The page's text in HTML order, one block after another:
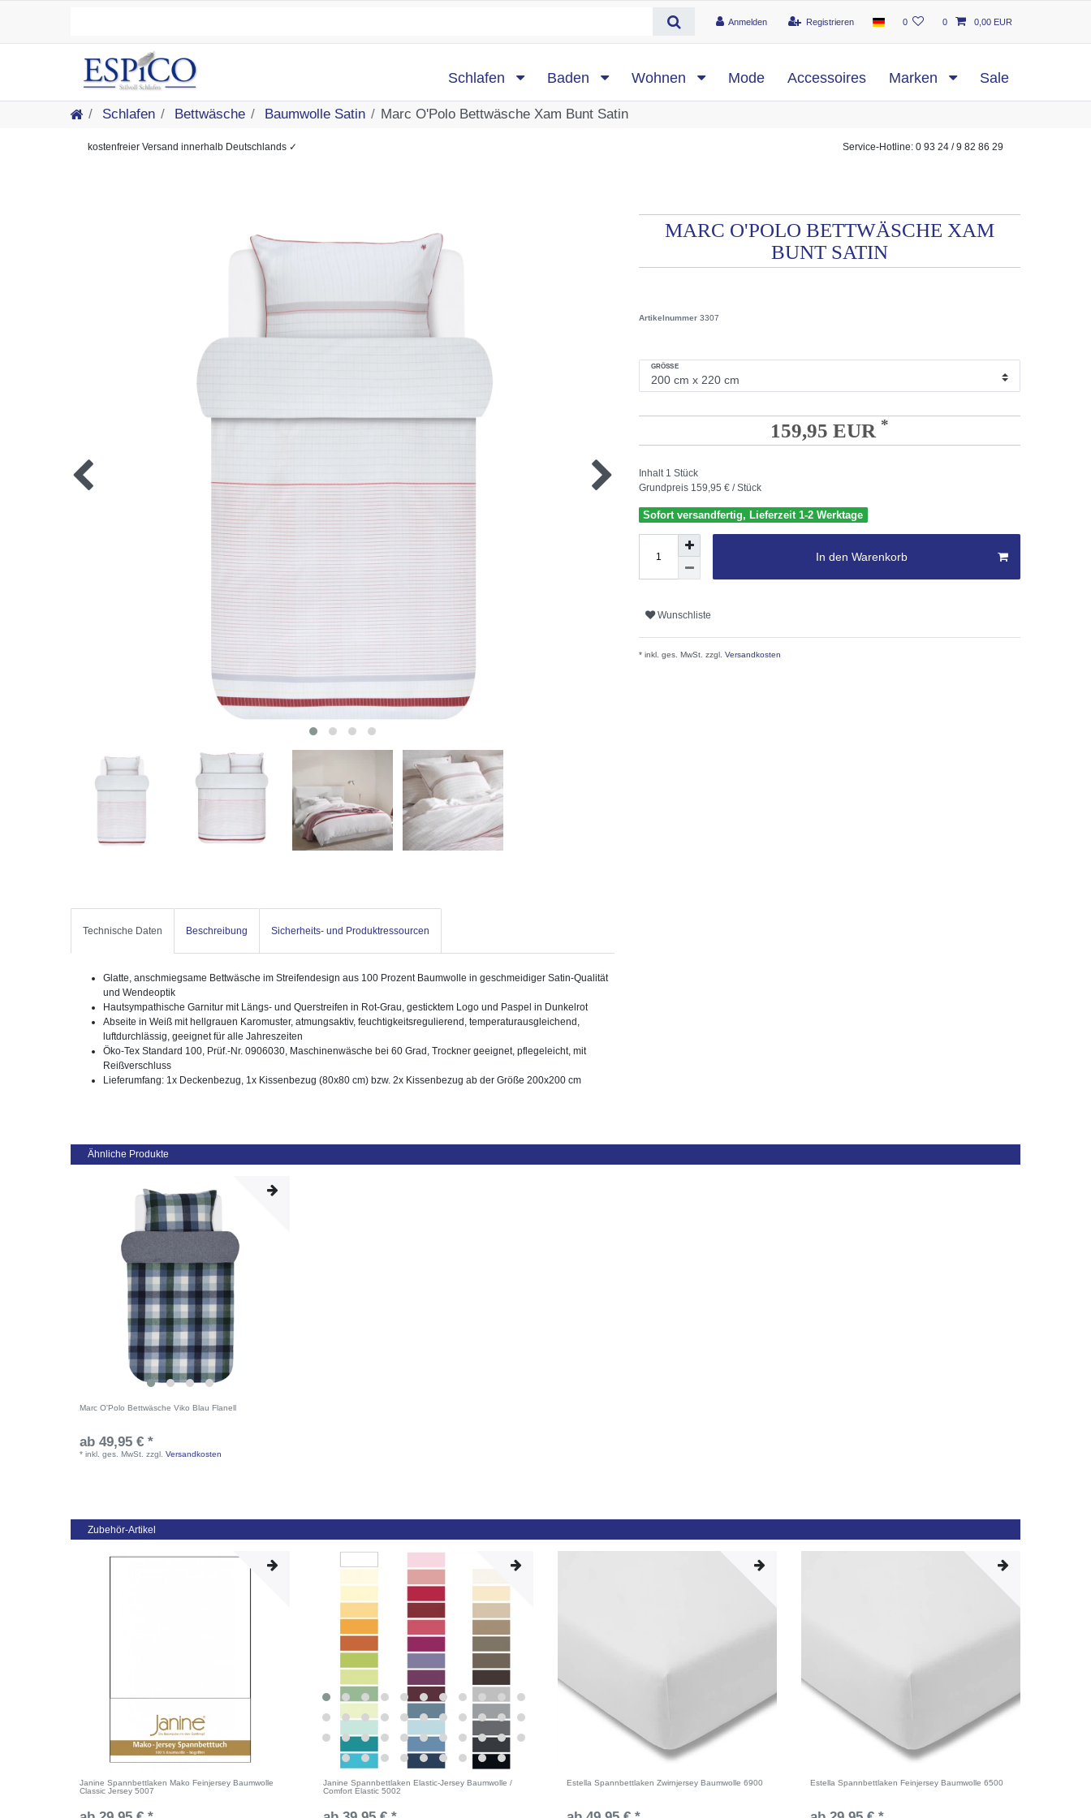
Anmelden Registrieren 0 0 0,00 EUR
Schlafen Baden Wohnen Mode Accessoires Marken Sale
Schlafen Bettwäsche Baumwolle Satin Marc O'Polo Bettwäsche Xam Bunt Satin
kostenfreier Versand innerhalb Deutschlands ✓ Service-Hotline: 0 93 24 / 9 82 86 29
MARC O'POLO BETTWÄSCHE XAM
BUNT SATIN
Artikelnummer 3307
GRÖSSE
159,95 EUR *
Inhalt 1 Stück
Grundpreis 159,95 € / Stück
Sofort versandfertig, Lieferzeit 1-2 Werktage
In den Warenkorb
Wunschliste
* inkl. ges. MwSt. zzgl. Versandkosten
Technische Daten Beschreibung Sicherheits- und Produktressourcen
Glatte, anschmiegsame Bettwäsche im Streifendesign aus 100 Prozent Baumwolle in geschmeidiger Satin-Qualität
und Wendeoptik
Hautsympathische Garnitur mit Längs- und Querstreifen in Rot-Grau, gesticktem Logo und Paspel in Dunkelrot
Abseite in Weiß mit hellgrauen Karomuster, atmungsaktiv, feuchtigkeitsregulierend, temperaturausgleichend,
luftdurchlässig, geeignet für alle Jahreszeiten
Öko-Tex Standard 100, Prüf.-Nr. 0906030, Maschinenwäsche bei 60 Grad, Trockner geeignet, pflegeleicht, mit
Reißverschluss
Lieferumfang: 1x Deckenbezug, 1x Kissenbezug (80x80 cm) bzw. 2x Kissenbezug ab der Größe 200x200 cm
Ähnliche Produkte
Marc O'Polo Bettwäsche Viko Blau Flanell
ab 49,95 € *
*inkl. ges. MwSt. zzgl.Versandkosten
Zubehör-Artikel
Janine Spannbettlaken Mako Feinjersey Baumwolle
Classic Jersey 5007
Janine Spannbettlaken Elastic-Jersey Baumwolle /
Comfort Elastic 5002
Estella Spannbettlaken Zwirnjersey Baumwolle 6900 Estella Spannbettlaken Feinjersey Baumwolle 6500